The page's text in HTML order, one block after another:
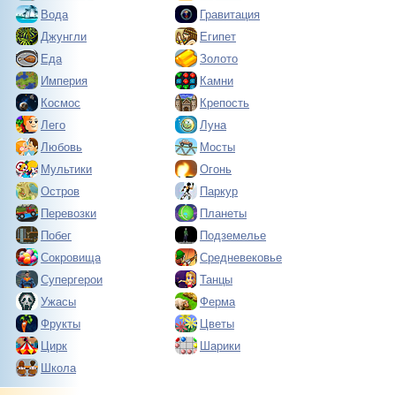
Вода
Гравитация
Джунгли
Египет
Еда
Золото
Империя
Камни
Космос
Крепость
Лего
Луна
Любовь
Мосты
Мультики
Огонь
Остров
Паркур
Перевозки
Планеты
Побег
Подземелье
Сокровища
Средневековье
Супергерои
Танцы
Ужасы
Ферма
Фрукты
Цветы
Цирк
Шарики
Школа